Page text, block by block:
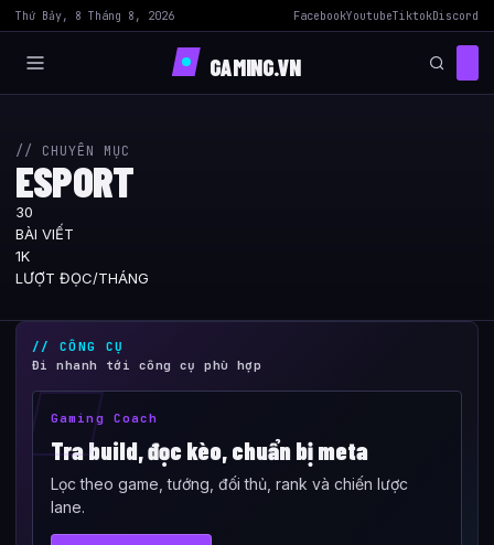
Thứ Bảy, 8 Tháng 8, 2026 FacebookYoutubeTiktokDiscord
GAMING.VN
// CHUYÊN MỤC
ESPORT
30
BÀI VIẾT
1K
LƯỢT ĐỌC/THÁNG
// CÔNG CỤ
Đi nhanh tới công cụ phù hợp
Gaming Coach
Tra build, đọc kèo, chuẩn bị meta
Lọc theo game, tướng, đối thủ, rank và chiến lược
lane.